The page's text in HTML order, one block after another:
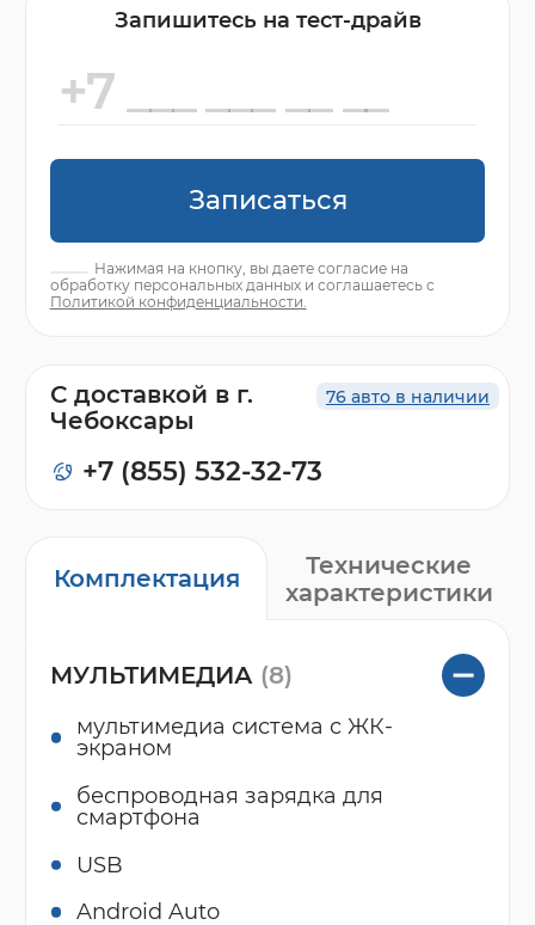
Запишитесь на тест-драйв
Записаться
Нажимая на кнопку, вы даете согласие на
обработку персональных данных и соглашаетесь с
Политикой конфиденциальности.
Комплектация
Технические
характеристики
МУЛЬТИМЕДИА (8)
мультимедиа система с ЖК-
экраном
беспроводная зарядка для
смартфона
USB
Android Auto
76 авто в наличии
С доставкой в г.
Чебоксары
+7 (855) 532-32-73